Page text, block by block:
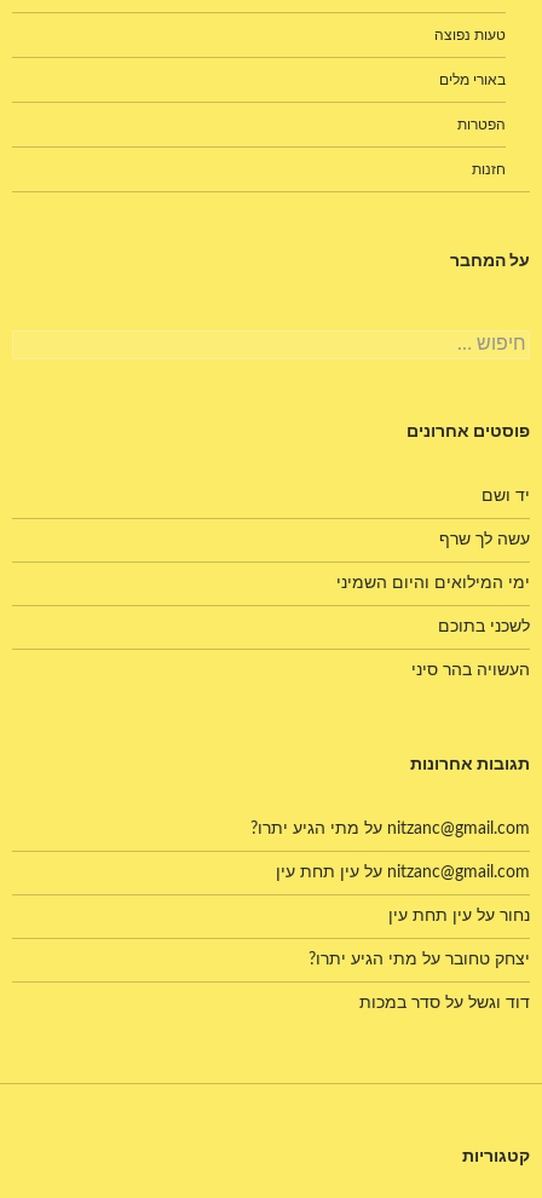
טעות נפוצה
באורי מלים
הפטרות
חזנות
על המחבר
חיפוש:
פוסטים אחרונים
יד ושם
עשה לך שרף
ימי המילואים והיום השמיני
לשכני בתוכם
העשויה בהר סיני
תגובות אחרונות
nitzanc@gmail.com על מתי הגיע יתרו?
nitzanc@gmail.com על עין תחת עין
נחור על עין תחת עין
יצחק טחובר על מתי הגיע יתרו?
דוד וגשל על סדר במכות
קטגוריות